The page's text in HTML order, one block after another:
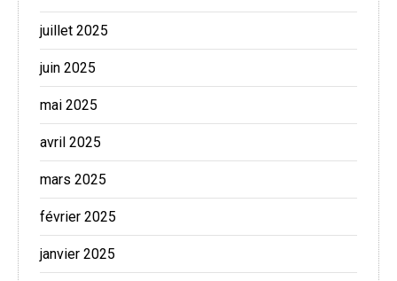
juillet 2025
juin 2025
mai 2025
avril 2025
mars 2025
février 2025
janvier 2025